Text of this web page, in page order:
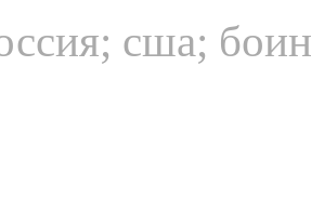
; сша;